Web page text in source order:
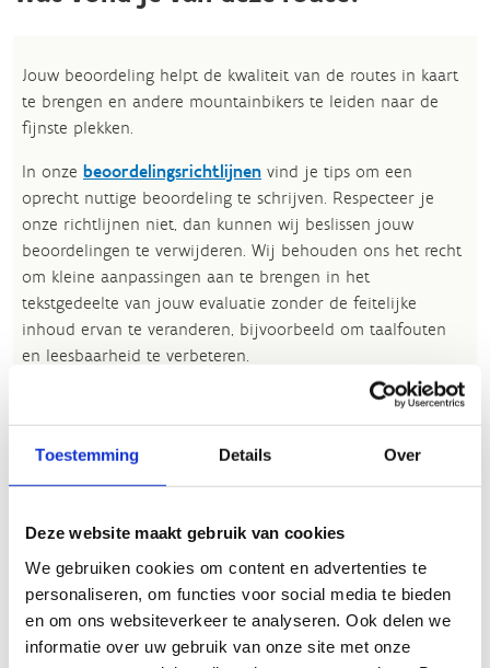
Toestemming Details Over
Deze website maakt gebruik van cookies
We gebruiken cookies om content en advertenties te
personaliseren, om functies voor social media te bieden
en om ons websiteverkeer te analyseren. Ook delen we
informatie over uw gebruik van onze site met onze
Jouw beoordeling helpt de kwaliteit van de routes in kaart
te brengen en andere mountainbikers te leiden naar de
fijnste plekken.
In onze beoordelingsrichtlijnen vind je tips om een
oprecht nuttige beoordeling te schrijven. Respecteer je
onze richtlijnen niet, dan kunnen wij beslissen jouw
beoordelingen te verwijderen. Wij behouden ons het recht
om kleine aanpassingen aan te brengen in het
tekstgedeelte van jouw evaluatie zonder de feitelijke
inhoud ervan te veranderen, bijvoorbeeld om taalfouten
en leesbaarheid te verbeteren.​
Voor meer informatie over onze routestructuren, neem een
kijkje bij deFAQ.
Wil je een probleem melden op een route? Ga dan naar
Heb je een vraag, contacteer ons via
sportievevrijetijd@sport.vlaanderen.​
ALGEMENE BEOORDELING *